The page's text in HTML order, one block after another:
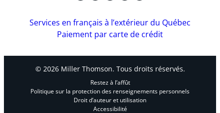
Services en français à l’extérieur du Québec
Paiement par carte de crédit
© 2026 Miller Thomson. Tous droits réservés.
Restez à l’affût
Politique sur la protection des renseignements personnels
Droit d’auteur et utilisation
Accessibilité